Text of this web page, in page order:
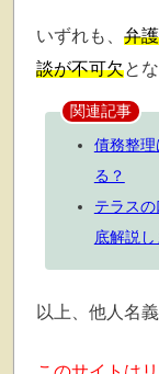
いずれも、 弁
談が不可欠と
関連記事
債務整
る？
テラス
底解説し
以上、他人名